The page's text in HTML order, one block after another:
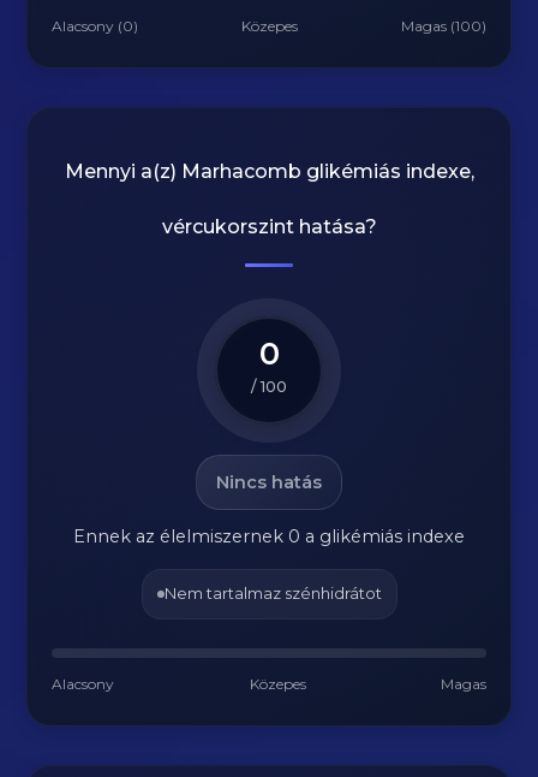
Alacsony (0) Közepes Magas (100)
Mennyi a(z) Marhacomb glikémiás indexe,
vércukorszint hatása?
0
/ 100
Nincs hatás
Ennek az élelmiszernek 0 a glikémiás indexe
Nem tartalmaz szénhidrátot
Alacsony Közepes Magas